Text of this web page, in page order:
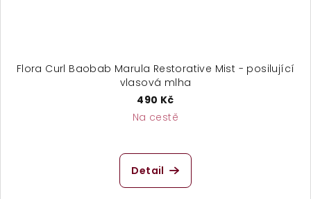
Flora Curl Baobab Marula Restorative Mist - posilující
vlasová mlha
490 Kč
Na cestě
Detail